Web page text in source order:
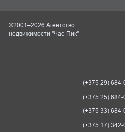
©2001–2026 Агентство
недвижимости "Час-Пик"
(+375 29) 684-
(+375 25) 684-
(+375 33) 684-
(+375 17) 342-